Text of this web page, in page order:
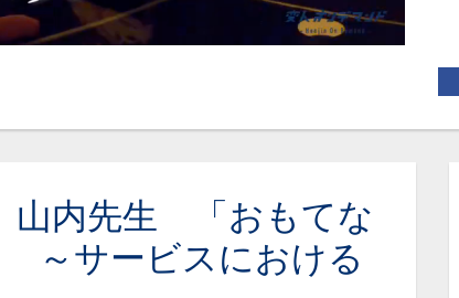
山内先生 「おもてな
～サービスにおける